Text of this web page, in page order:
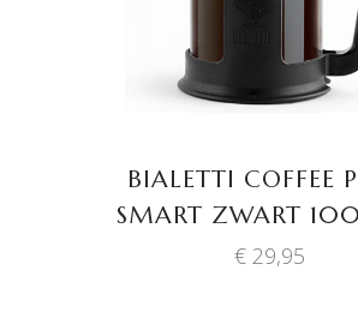
BIALETTI COFFEE
SMART ZWART
€29,95